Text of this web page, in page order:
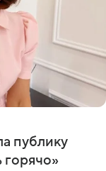
публику
горячо»